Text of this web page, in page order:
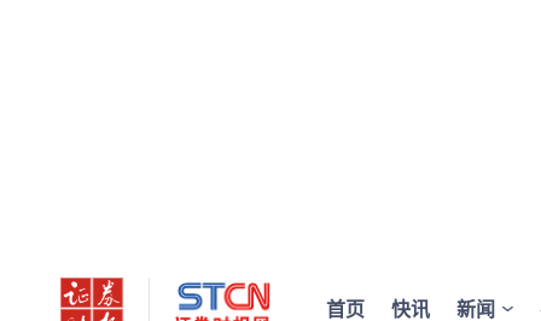
首页 快讯 新闻